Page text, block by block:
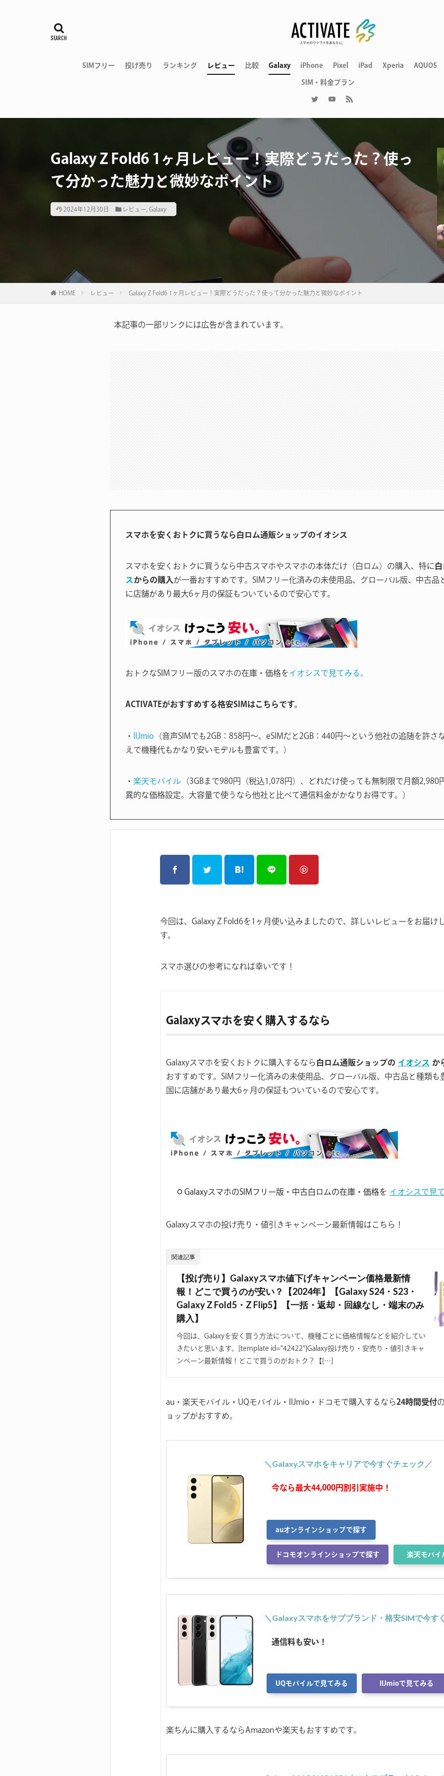
SIMフリー 投げ売り ランキング レビュー 比較 Galaxy iPhone Pixel iPad Xperia AQUOS
SIM・料金プラン
Galaxy Z Fold6 1ヶ月レビュー！実際どうだった？使っ
て分かった魅力と微妙なポイント
2024年12月30日 レビュー Galaxy
HOME レビュー Galaxy Z Fold6 1ヶ月レビュー！実際どうだった？使って分かった魅力と微妙なポイント
本記事の一部リンクには広告が含まれています。
スマホを安くおトクに買うなら白ロム通販ショップのイオシス
スマホを安くおトクに買うなら中古スマホやスマホの本体だけ（白ロム）の購入、特に
ス からの購入 が一番おすすめです。SIMフリー化済みの未使用品、グローバル版、中古品
に店舗があり最大6ヶ月の保証もついているので安心です。
おトクなSIMフリー版のスマホの在庫・価格をイオシスで見てみる。
ACTIVATEがおすすめする格安SIMはこちらです。
・ IIJmio （音声SIMでも2GB：858円〜、eSIMだと2GB：440円〜という他社の追随を許さ
えで機種代もかなり安いモデルも豊富です。）
・ 楽天モバイル （3GBまで980円（税込1,078円）、どれだけ使っても無制限で月額
異的な価格設定。大容量で使うなら他社と比べて通信料金がかなりお得です。）
今回は、Galaxy Z Fold6を1ヶ月使い込みましたので、詳しいレビューをお届け
す。
スマホ選びの参考になれば幸いです！
Galaxyスマホを安く購入するなら
Galaxyスマホを安くおトクに購入するなら白ロム通販ショップの イオシス か
おすすめです。SIMフリー化済みの未使用品、グローバル版、中古品と種類も
国に店舗があり最大6ヶ月の保証もついているので安心です。
GalaxyスマホのSIMフリー版・中古白ロムの在庫・価格を イオシスで見
Galaxyスマホの投げ売り・値引きキャンペーン最新情報はこちら！
関連記事
【投げ売り】Galaxyスマホ値下げキャンペーン価格最新情
報！どこで買うのが安い？【2024年】【Galaxy S24・S23・
Galaxy Z Fold5・Z Flip5】【一括・返却・回線なし・端末のみ
購入】
今回は、Galaxyを安く買う方法について、機種ごとに価格情報などを紹介してい
きたいと思います。[template id="42422"]Galaxy投げ売り・安売り・値引きキャ
ンペーン最新情報！どこで買うのがおトク？【[…]
au・楽天モバイル・UQモバイル・IIJmio・ドコモで購入するなら24時間受付
ョップがおすすめ。
＼Galaxyスマホをキャリアで今すぐチェック／
今なら最大44,000円割引実施中！
auオンラインショップで探す
ドコモオンラインショップで探す 楽天モバイ
＼Galaxyスマホをサブブランド・格安SIMで今す
通信料も安い！
UQモバイルで見てみる IIJmioで見てみる
楽ちんに購入するならAmazonや楽天もおすすめです。